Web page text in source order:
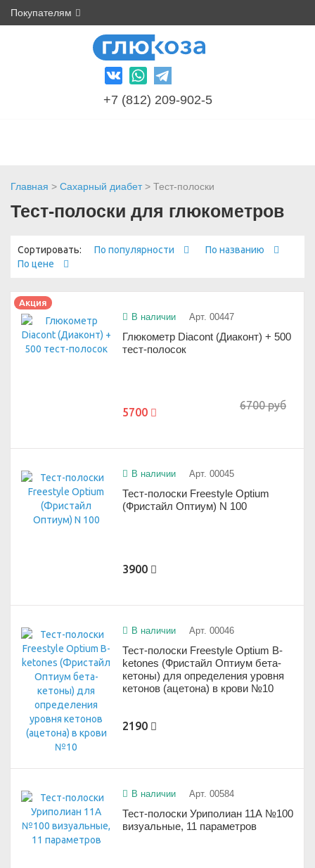
Покупателям
+7 (812) 209-902-5
Главная > Сахарный диабет> Тест-полоски
Тест-полоски для глюкометров
Сортировать: По популярности
По названию
По цене
Акция
В наличии Арт. 00447
Глюкометр Diacont (Диаконт) + 500
тест-полосок
6700 руб
5700
В наличии Арт. 00045
Тест-полоски Freestyle Optium
(Фристайл Оптиум) N 100
3900
В наличии Арт. 00046
Тест-полоски Freestyle Optium B-
ketones (Фристайл Оптиум бета-
кетоны) для определения уровня
кетонов (ацетона) в крови №10
2190
В наличии Арт. 00584
Тест-полоски Уриполиан 11А №100
визуальные, 11 параметров